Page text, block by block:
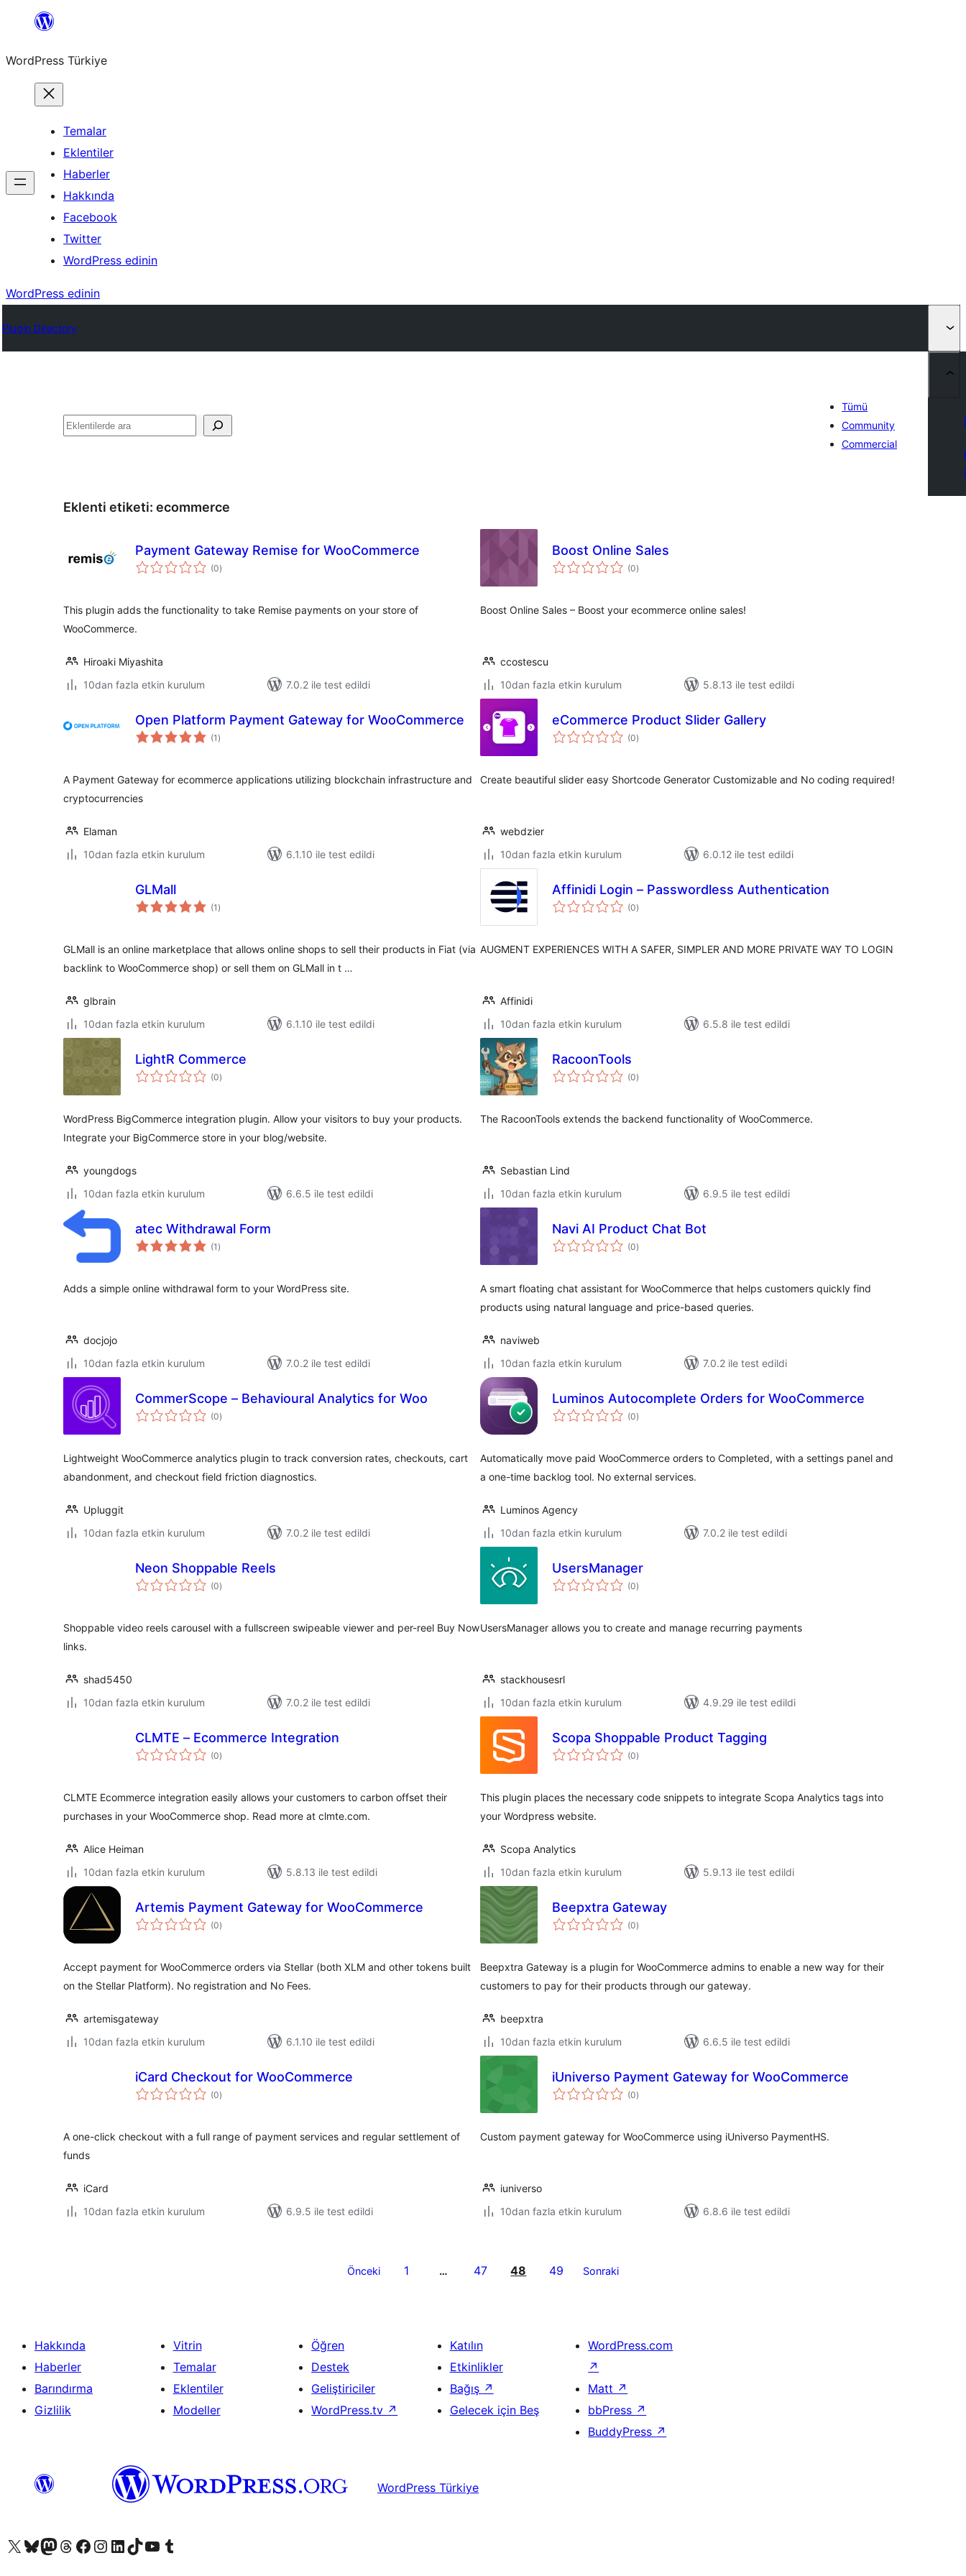
İçeriğe
WordPress Türkiye
Temalar
Eklentiler
Haberler
Hakkında
Facebook
Twitter
WordPress edinin
WordPress edinin
Plugin Directory
Ara
Tümü
Community
Commercial
Eklenti etiketi: ecommerce
Payment Gateway Remise for WooCommerce
(0toplam
puan
)
This plugin adds the functionality to take Remise payments on your store of
WooCommerce.
Hiroaki Miyashita
10dan fazla etkin kurulum
7.0.2 ile test edildi
Boost Online Sales
(0toplam
puan
)
Boost Online Sales – Boost your ecommerce online sales!
ccostescu
10dan fazla etkin kurulum
5.8.13 ile test edildi
Open Platform Payment Gateway for WooCommerce
(1 toplam
puan
)
A Payment Gateway for ecommerce applications utilizing blockchain infrastructure and
cryptocurrencies
Elaman
10dan fazla etkin kurulum
6.1.10 ile test edildi
eCommerce Product Slider Gallery
(0toplam
puan
)
Create beautiful slider easy Shortcode Generator Customizable and No coding required!
webdzier
10dan fazla etkin kurulum
6.0.12 ile test edildi
GLMall
(1 toplam
puan
)
GLMall is an online marketplace that allows online shops to sell their products in Fiat (via
backlink to WooCommerce shop) or sell them on GLMall in t …
glbrain
10dan fazla etkin kurulum
6.1.10 ile test edildi
Affinidi Login – Passwordless Authentication
(0toplam
puan
)
AUGMENT EXPERIENCES WITH A SAFER, SIMPLER AND MORE PRIVATE WAY TO LOGIN
Affinidi
10dan fazla etkin kurulum
6.5.8 ile test edildi
LightR Commerce
(0toplam
puan
)
WordPress BigCommerce integration plugin. Allow your visitors to buy your products.
Integrate your BigCommerce store in your blog/website.
youngdogs
10dan fazla etkin kurulum
6.6.5 ile test edildi
RacoonTools
(0toplam
puan
)
The RacoonTools extends the backend functionality of WooCommerce.
Sebastian Lind
10dan fazla etkin kurulum
6.9.5 ile test edildi
atec Withdrawal Form
(1 toplam
puan
)
Adds a simple online withdrawal form to your WordPress site.
docjojo
10dan fazla etkin kurulum
7.0.2 ile test edildi
Navi AI Product Chat Bot
(0toplam
puan
)
A smart floating chat assistant for WooCommerce that helps customers quickly find
products using natural language and price-based queries.
naviweb
10dan fazla etkin kurulum
7.0.2 ile test edildi
CommerScope – Behavioural Analytics for Woo
(0toplam
puan
)
Lightweight WooCommerce analytics plugin to track conversion rates, checkouts, cart
abandonment, and checkout field friction diagnostics.
Upluggit
10dan fazla etkin kurulum
7.0.2 ile test edildi
Luminos Autocomplete Orders for WooCommerce
(0toplam
puan
)
Automatically move paid WooCommerce orders to Completed, with a settings panel and
a one-time backlog tool. No external services.
Luminos Agency
10dan fazla etkin kurulum
7.0.2 ile test edildi
Neon Shoppable Reels
(0toplam
puan
)
Shoppable video reels carousel with a fullscreen swipeable viewer and per-reel Buy Now
links.
shad5450
10dan fazla etkin kurulum
7.0.2 ile test edildi
UsersManager
(0toplam
puan
)
UsersManager allows you to create and manage recurring payments
stackhousesrl
10dan fazla etkin kurulum
4.9.29 ile test edildi
CLMTE – Ecommerce Integration
(0toplam
puan
)
CLMTE Ecommerce integration easily allows your customers to carbon offset their
purchases in your WooCommerce shop. Read more at clmte.com.
Alice Heiman
10dan fazla etkin kurulum
5.8.13 ile test edildi
Scopa Shoppable Product Tagging
(0toplam
puan
)
This plugin places the necessary code snippets to integrate Scopa Analytics tags into
your Wordpress website.
Scopa Analytics
10dan fazla etkin kurulum
5.9.13 ile test edildi
Artemis Payment Gateway for WooCommerce
(0toplam
puan
)
Accept payment for WooCommerce orders via Stellar (both XLM and other tokens built
on the Stellar Platform). No registration and No Fees.
artemisgateway
10dan fazla etkin kurulum
6.1.10 ile test edildi
Beepxtra Gateway
(0toplam
puan
)
Beepxtra Gateway is a plugin for WooCommerce admins to enable a new way for their
customers to pay for their products through our gateway.
beepxtra
10dan fazla etkin kurulum
6.6.5 ile test edildi
iCard Checkout for WooCommerce
(0toplam
puan
)
A one-click checkout with a full range of payment services and regular settlement of
funds
iCard
10dan fazla etkin kurulum
6.9.5 ile test edildi
iUniverso Payment Gateway for WooCommerce
(0toplam
puan
)
Custom payment gateway for WooCommerce using iUniverso PaymentHS.
iuniverso
10dan fazla etkin kurulum
6.8.6 ile test edildi
Önceki 1 … 47 48 49 Sonraki
Hakkında
Haberler
Barındırma
Gizlilik
Vitrin
Temalar
Eklentiler
Modeller
Öğren
Destek
Geliştiriciler
WordPress.tv ↗
Katılın
Etkinlikler
Bağış ↗
Gelecek için Beş
WordPress.com
↗
Matt ↗
bbPress ↗
BuddyPress ↗
WordPress Türkiye
X (eski Twitter) hesabımıza bakın
Bluesky hesabımızı ziyaret edinMastodon hesabımızı ziyaret edinThreads hesabımızı ziyaret edinFacebook sayfamızı ziyaret edinInstagram hesabımızı ziyaret edinLinkedIn hesabımızı ziyaret edinTikTok hesabımızı ziyaret edinYouTube kanalımızı ziyaret edinTumblr hesabımızı ziyaret edin